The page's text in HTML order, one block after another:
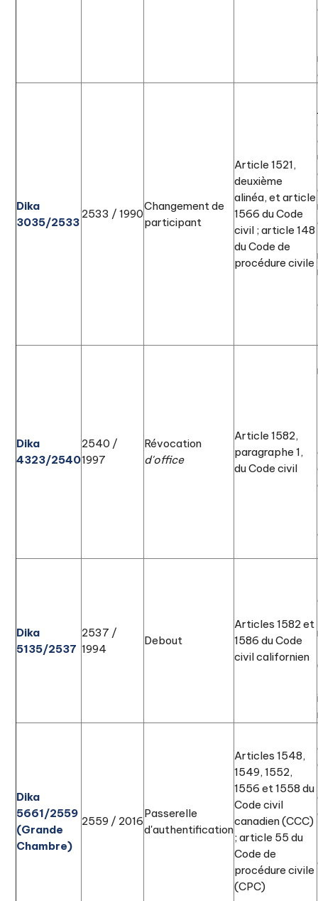
Dika
3035/2533
2533 / 1990
Changement de
participant
Article 1521,
deuxième
alinéa, et article
1566 du Code
civil ; article 148
du Code de
procédure civile
Dika
4323/2540
2540 /
1997
Révocation
d'office
Article 1582,
paragraphe 1,
du Code civil
Dika
5135/2537
2537 /
1994
Debout
Articles 1582 et
1586 du Code
civil californien
Dika
5661/2559
(Grande
Chambre)
2559 / 2016
Passerelle
d'authentification
Articles 1548,
1549, 1552,
1556 et 1558 du
Code civil
canadien (CCC)
; article 55 du
Code de
procédure civile
(CPC)